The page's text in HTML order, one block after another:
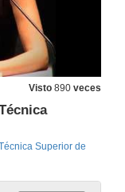
Visto 890 veces
Superior de